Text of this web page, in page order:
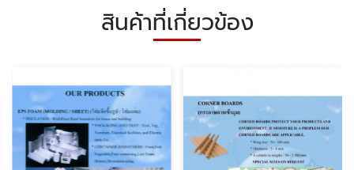
สินค้าที่เกี่ยวข้อง